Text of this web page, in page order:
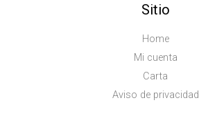
Sitio
Home
Mi cuenta
Carta
Aviso de privacidad